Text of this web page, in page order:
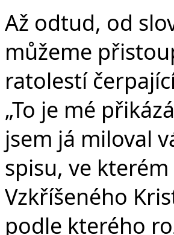
Až odtud, od
můžeme
ratolestí
„To je mé
jsem já miloval
spisu, ve
Vzkříšeného
podle kterého